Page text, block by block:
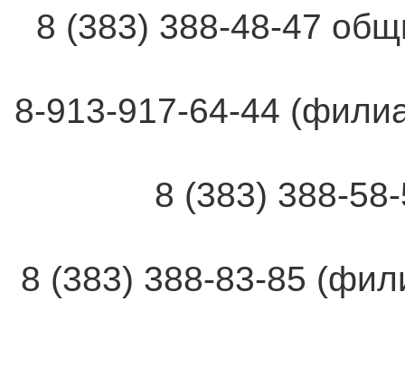
8 (383) 388-48-47
8-913-917-64-44
8 (383) 388-
8 (383) 388-83-85